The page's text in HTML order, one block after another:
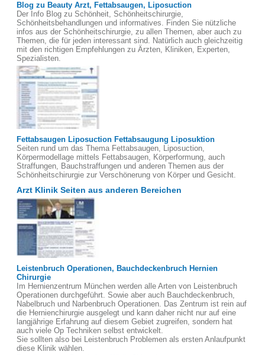
Blog zu Beauty Arzt, Fettabsaugen, Liposuction
Der Info Blog zu Schönheit, Schönheitschirurgie,
Schönheitsbehandlungen und informatives. Finden Sie nützliche
infos aus der Schönheitschirurgie, zu allen Themen, aber auch zu
Themen, die für jeden interessant sind. Natürlich auch gleichzeitig
mit den richtigen Empfehlungen zu Ärzten, Kliniken, Experten,
Spezialisten.
Fettabsaugen Liposuction Fettabsaugung Liposuktion
Seiten rund um das Thema Fettabsaugen, Liposuction,
Körpermodellage mittels Fettabsaugen, Körperformung, auch
Straffungen, Bauchstraffungen und anderen Themen aus der
Schönheitschirurgie zur Verschönerung von Körper und Gesicht.
Arzt Klinik Seiten aus anderen Bereichen
Leistenbruch Operationen, Bauchdeckenbruch Hernien
Chirurgie
Im Hernienzentrum München werden alle Arten von Leistenbruch
Operationen durchgeführt. Sowie aber auch Bauchdeckenbruch,
Nabelbruch und Narbenbruch Operationen. Das Zentrum ist rein auf
die Hernienchirurgie ausgelegt und kann daher nicht nur auf eine
langjährige Erfahrung auf diesem Gebiet zugreifen, sondern hat
auch viele Op Techniken selbst entwickelt.
Sie sollten also bei Leistenbruch Problemen als ersten Anlaufpunkt
diese Klinik wählen.